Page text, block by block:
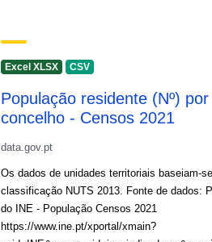
Excel XLSX CSV
População residente (Nº) por
concelho - Censos 2021
data.gov.pt
Os dados de unidades territoriais baseiam-
classificação NUTS 2013. Fonte de dados:
do INE - População Censos 2021
https://www.ine.pt/xportal/xmain?